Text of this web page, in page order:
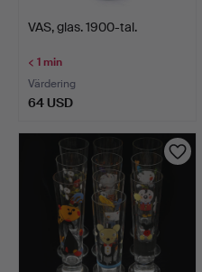
VAS, glas. 1900-tal.
< 1 min
Värdering
64 USD